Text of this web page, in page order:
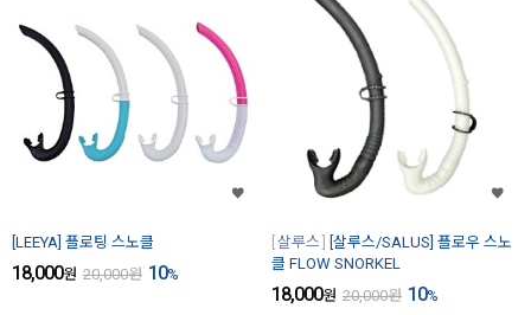
[LEEYA] 플로팅 스노클
18,000원 20,000원 10%
살루스
[살루스/SALUS] 플로우 스노
클 FLOW SNORKEL
18,000원 20,000원 10%